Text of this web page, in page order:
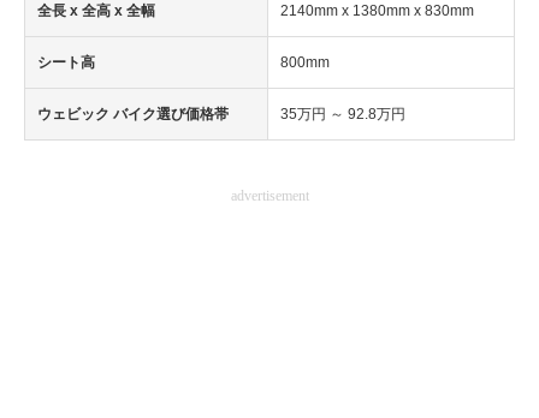
全長 x 全高 x 全幅 2140mm x 1380mm x 830mm
シート高 800mm
ウェビック バイク選び価格帯 35万円 ～ 92.8万円
advertisement